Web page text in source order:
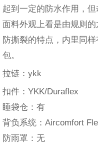
起到一定的防水作用，
面料外观上看是由规则
防撕裂的特点，内里同
包。
拉链：ykk
扣件：YKK/Duraflex
睡袋仓：有
背负系统：Aircomfort
防雨罩：无